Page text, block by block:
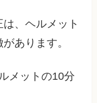
、ヘルメット
あります。
メットの10分